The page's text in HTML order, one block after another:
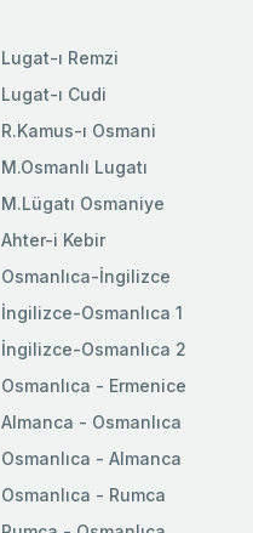
Lugat-ı Remzi
Lugat-ı Cudi
R.Kamus-ı Osmani
M.Osmanlı Lugatı
M.Lügatı Osmaniye
Ahter-i Kebir
Osmanlıca-İngilizce
İngilizce-Osmanlıca 1
İngilizce-Osmanlıca 2
Osmanlıca - Ermenice
Almanca - Osmanlıca
Osmanlıca - Almanca
Osmanlıca - Rumca